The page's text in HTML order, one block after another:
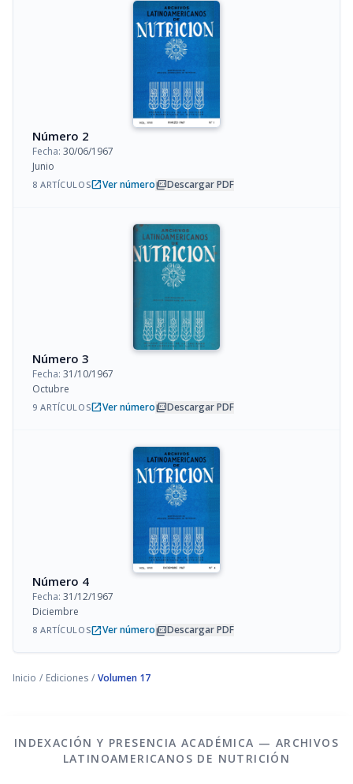
Número 2
Fecha: 30/06/1967
Junio
8 ARTÍCULOSopen_in_newVer númeropicture_as_pdfDescargar PDF
Número 3
Fecha: 31/10/1967
Octubre
9 ARTÍCULOSopen_in_newVer númeropicture_as_pdfDescargar PDF
Número 4
Fecha: 31/12/1967
Diciembre
8 ARTÍCULOSopen_in_newVer númeropicture_as_pdfDescargar PDF
Inicio / Ediciones / Volumen 17
INDEXACIÓN Y PRESENCIA ACADÉMICA — ARCHIVOS
LATINOAMERICANOS DE NUTRICIÓN